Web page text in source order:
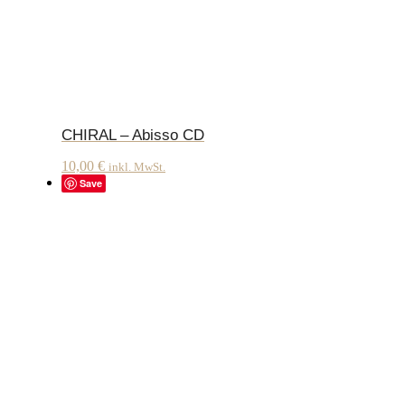
CHIRAL – Abisso CD
10,00 € inkl. MwSt.
Save